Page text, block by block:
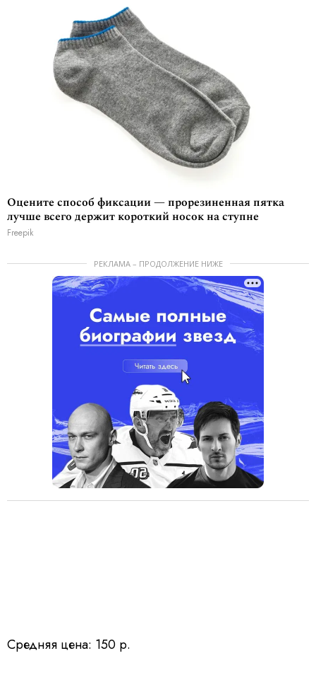
Оцените способ фиксации — прорезиненная пятка
лучше всего держит короткий носок на ступне
Freepik
РЕКЛАМА – ПРОДОЛЖЕНИЕ НИЖЕ
Средняя цена: 150 р.